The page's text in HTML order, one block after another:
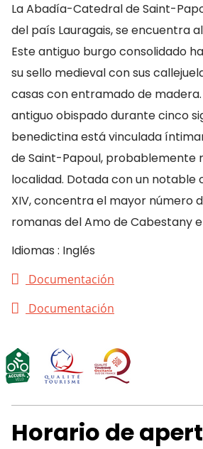
La Abadía-Catedral de Saint-
del país Lauragais, se encuentra
Este antiguo burgo consolidado
su sello medieval con sus
casas con entramado de madera.
antiguo obispado durante cinco
benedictina está vinculada
de Saint-Papoul, probablemente
localidad. Dotada con un notable
XIV, concentra el mayor número
romanas del Amo de Cabestany
Idiomas : Inglés
Documentación
Documentación
Horario de